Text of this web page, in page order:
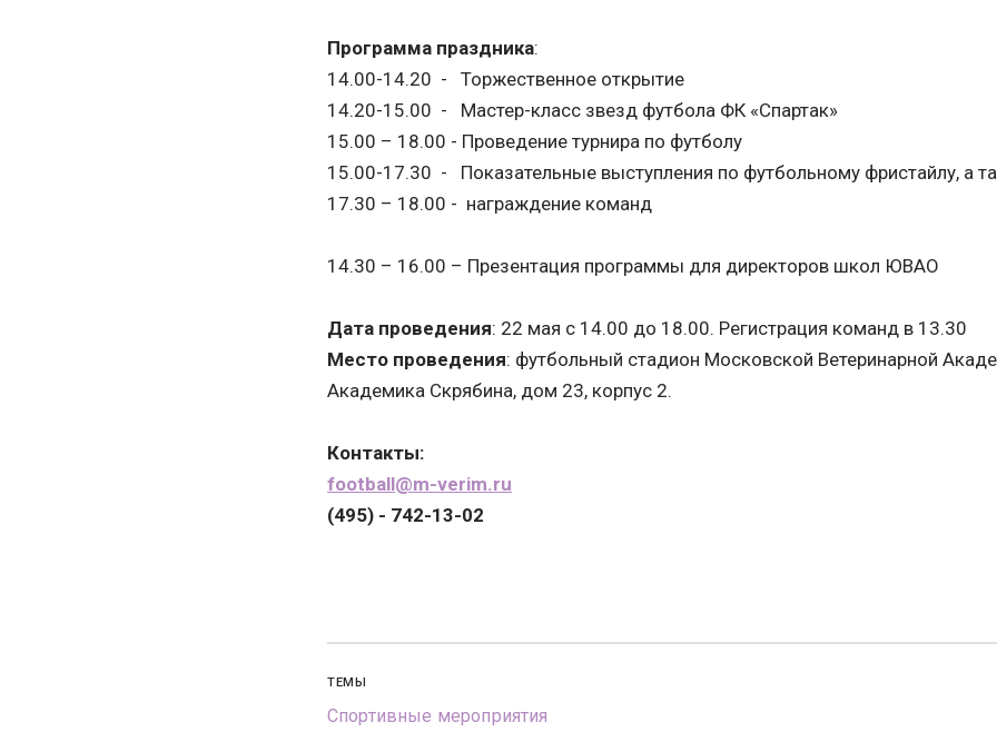
Программа праздника:
14.00-14.20 - Торжественное открытие
14.20-15.00 - Мастер-класс звезд футбола ФК «Спартак»
15.00 – 18.00 - Проведение турнира по футболу
15.00-17.30 - Показательные выступления по футбольному фристайлу, а
17.30 – 18.00 - награждение команд
14.30 – 16.00 – Презентация программы для директоров школ ЮВАО
Дата проведения: 22 мая с 14.00 до 18.00. Регистрация команд в 13.30
Место проведения: футбольный стадион Московской Ветеринарной
Академика Скрябина, дом 23, корпус 2.
Контакты:
football@m-verim.ru
(495) - 742-13-02
ТЕМЫ
Спортивные мероприятия